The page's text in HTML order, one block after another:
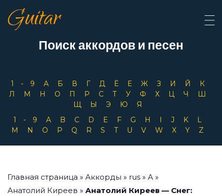
Guitar
Поиск аккордов и песен
1-9 А Б В Г Д Ё Е Ж З И Й
К
Л
М Н О П Р С Т У Ф Х Ц Ч
Ш
Щ
Ы Э Ю
Я
1-9
A B C D E F G H I J K
L
M
N O P Q R S T U V W X Y Z
Главная страница » Аккорды » rus » А »
Анатолий Киреев » Анатолий Киреев — Снег: